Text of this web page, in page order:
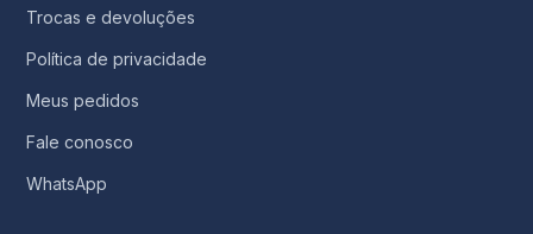
Trocas e devoluções
Política de privacidade
Meus pedidos
Fale conosco
WhatsApp